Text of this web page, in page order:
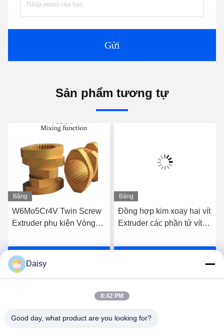
Gửi
Sản phẩm tương tự
Băng
hình
W6Mo5Cr4V Twin Screw
Extruder phụ kiện Vòng
nghiệp
Băng
hình
Đồng hợp kim xoay hai vít
Extruder các phần tử vít
Daisy
8:42 PM
Good day, what product are you looking for?